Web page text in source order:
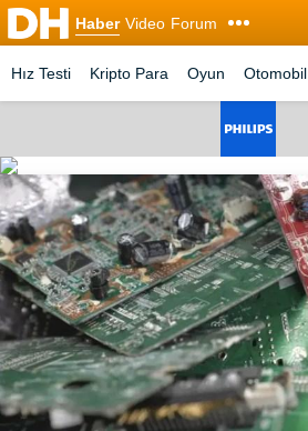
Haber Video Forum
Hız Testi Kripto Para Oyun Otomobil